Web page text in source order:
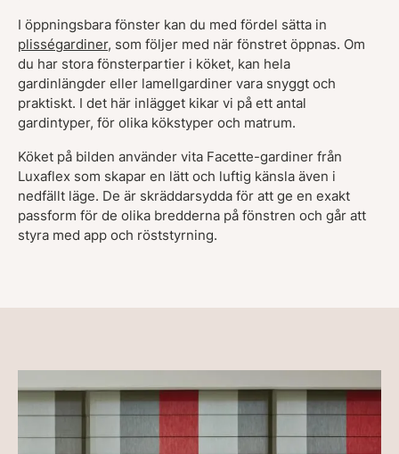
I öppningsbara fönster kan du med fördel sätta in
plisségardiner, som följer med när fönstret öppnas. Om
du har stora fönsterpartier i köket, kan hela
gardinlängder eller lamellgardiner vara snyggt och
praktiskt. I det här inlägget kikar vi på ett antal
gardintyper, för olika kökstyper och matrum.
Köket på bilden använder vita Facette-gardiner från
Luxaflex som skapar en lätt och luftig känsla även i
nedfällt läge. De är skräddarsydda för att ge en exakt
passform för de olika bredderna på fönstren och går att
styra med app och röststyrning.